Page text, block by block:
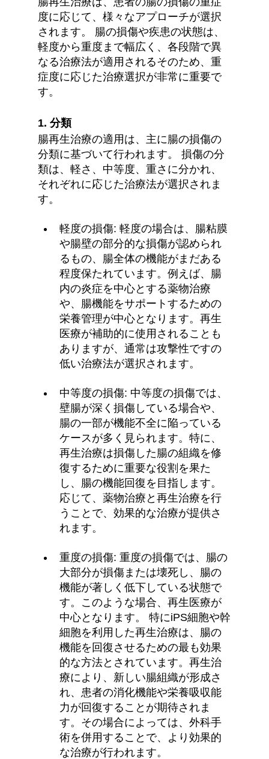
度に応じて、様々なアプローチが選択
されます。 腸の損傷や疾患の状態は、
軽度から重度まで幅広く、各段階で異
なる治療法が適用されるそのため、重
症度に応じた治療選択が非常に重要で
す。
1. 分類
腸再生治療の適用は、主に腸の損傷の
分類に基づいて行われます。 損傷の分
類は、軽さ、中等度、重さに分かれ、
それぞれに応じた治療法が選択されま
す。
軽度の損傷: 軽度の場合は、腸粘膜
や腸壁の部分的な損傷が認められ
るもの、腸全体の機能がまだある
程度保たれています。例えば、腸
内の炎症を中心とする薬物治療
や、腸機能をサポートするための
栄養管理が中心となります。再生
医療が補助的に使用されることも
ありますが、通常は攻撃性ですの
低い治療法が選択されます。
中等度の損傷: 中等度の損傷では、
壁腸が深く損傷している場合や、
腸の一部が機能不全に陥っている
ケースが多く見られます。特に、
再生治療は損傷した腸の組織を修
復するために重要な役割を果た
し、腸の機能回復を目指します。
応じて、薬物治療と再生治療を行
うことで、効果的な治療が提供さ
れます。
重度の損傷: 重度の損傷では、腸の
大部分が損傷または壊死し、腸の
機能が著しく低下している状態で
す。このような場合、再生医療が
中心となります。 特にiPS細胞や幹
細胞を利用した再生治療は、腸の
機能を回復させるための最も効果
的な方法とされています。再生治
療により、新しい腸組織が形成さ
れ、患者の消化機能や栄養吸収能
力が回復することが期待されま
す。その場合によっては、外科手
術を併用することで、より効果的
な治療が行われます。